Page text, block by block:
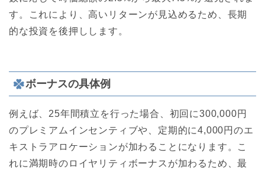
す。これにより、高いリターンが見込めるため、長期
的な投資を後押しします。
ボーナスの具体例
例えば、25年間積立を行った場合、初回に300,000円
のプレミアムインセンティブや、定期的に4,000円のエ
キストラアロケーションが加わることになります。こ
れに満期時のロイヤリティボーナスが加わるため、最